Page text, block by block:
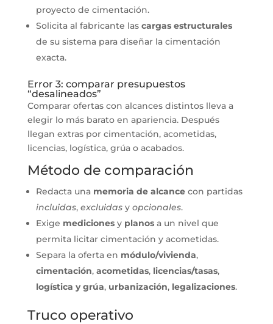
proyecto de cimentación.
Solicita al fabricante las cargas estructurales
de su sistema para diseñar la cimentación
exacta.
Error 3: comparar presupuestos
“desalineados”
Comparar ofertas con alcances distintos lleva a
elegir lo más barato en apariencia. Después
llegan extras por cimentación, acometidas,
licencias, logística, grúa o acabados.
Método de comparación
Redacta una memoria de alcancecon partidas
incluidas, excluidasy opcionales.
Exige medicionesy planosa un nivel que
permita licitar cimentación y acometidas.
Separa la oferta en módulo/vivienda,
cimentación, acometidas, licencias/tasas,
logística y grúa, urbanización, legalizaciones.
Truco operativo